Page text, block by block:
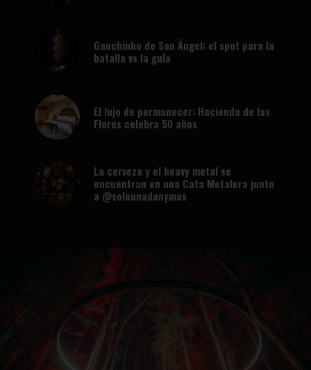
Gauchinho de San Ángel: el spot para la
batalla vs la gula
El lujo de permanecer: Hacienda de las
Flores celebra 50 años
La cerveza y el heavy metal se
encuentran en una Cata Metalera junto
a @solounadanymas